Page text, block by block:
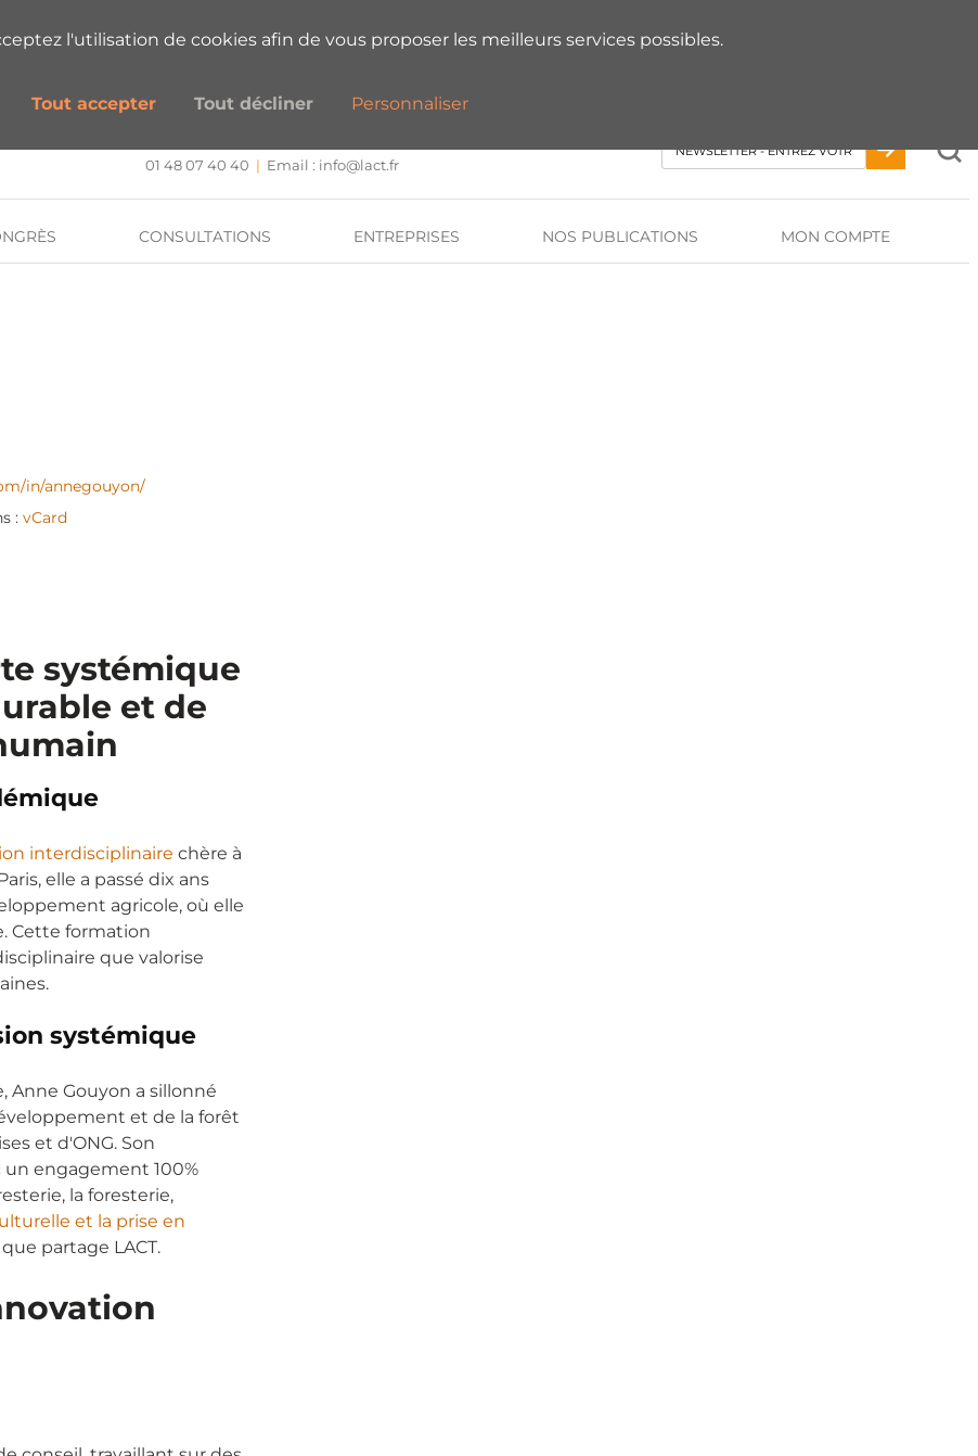
CENTRE DE FORMATION, INTERVENTION ET RECHERCHE
01 48 07 40 40 | Email : info@lact.fr
SUR NOS FORMATIONS ? PRENEZ RDV AVEC UN EXPERT
CONSULTATIONS ENTREPRISES NOS PUBLICATIONS MON COMPTE
in/annegouyon/
: vCard
systémique
et de
interdisciplinaire chère à
elle a passé dix ans
agricole, où elle
Cette formation
que valorise
systémique
Gouyon a sillonné
et de la forêt
et d'ONG. Son
engagement 100%
la foresterie,
et la prise en
que partage LACT.
l'utilisation de cookies afin de vous proposer les meilleurs services possibles.
Tout accepter Tout décliner Personnaliser